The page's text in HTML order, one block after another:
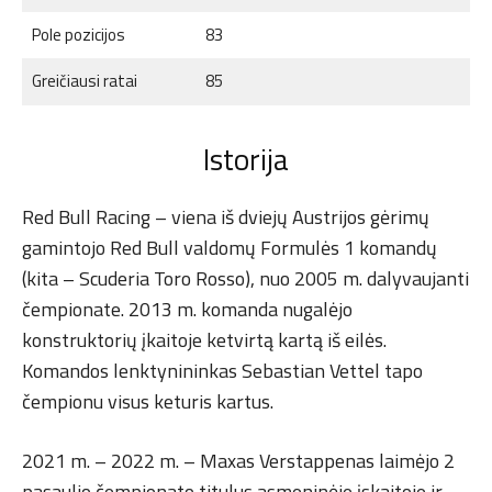
Pole pozicijos
83
Greičiausi ratai
85
Istorija
Red Bull Racing – viena iš dviejų Austrijos gėrimų
gamintojo Red Bull valdomų Formulės 1 komandų
(kita – Scuderia Toro Rosso), nuo 2005 m. dalyvaujanti
čempionate. 2013 m. komanda nugalėjo
konstruktorių įkaitoje ketvirtą kartą iš eilės.
Komandos lenktynininkas Sebastian Vettel tapo
čempionu visus keturis kartus.
2021 m. – 2022 m. – Maxas Verstappenas laimėjo 2